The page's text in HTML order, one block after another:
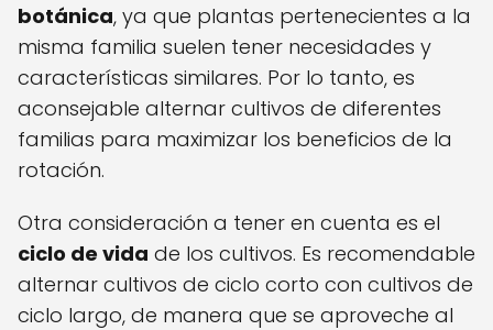
botánica, ya que plantas pertenecientes a la
misma familia suelen tener necesidades y
características similares. Por lo tanto, es
aconsejable alternar cultivos de diferentes
familias para maximizar los beneficios de la
rotación.
Otra consideración a tener en cuenta es el
ciclo de vida de los cultivos. Es recomendable
alternar cultivos de ciclo corto con cultivos de
ciclo largo, de manera que se aproveche al